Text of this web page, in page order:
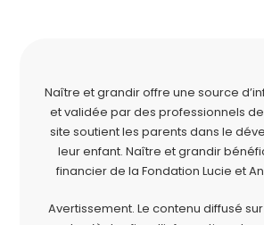
Naître et grandir offre une source
et validée par des professionnels
site soutient les parents dans le
leur enfant. Naître et grandir
financier de la Fondation Lucie et
Avertissement. Le contenu diffusé